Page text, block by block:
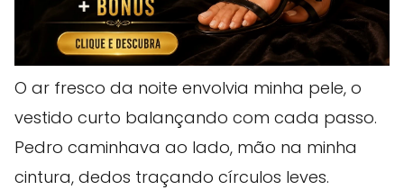
O ar fresco da noite envolvia minha pele, o
vestido curto balançando com cada passo.
Pedro caminhava ao lado, mão na minha
cintura, dedos traçando círculos leves.